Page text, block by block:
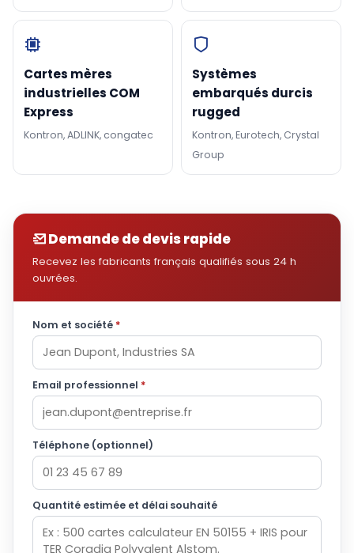
Cartes mères
industrielles COM
Express
Kontron, ADLINK, congatec
Systèmes
embarqués durcis
rugged
Kontron, Eurotech, Crystal
Group
Demande de devis rapide
Recevez les fabricants français qualifiés sous 24 h
ouvrées.
Nom et société *
Email professionnel *
Téléphone (optionnel)
Quantité estimée et délai souhaité